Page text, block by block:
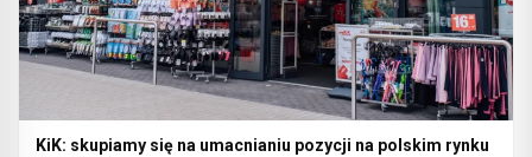
KiK: skupiamy się na umacnianiu pozycji na polskim rynku